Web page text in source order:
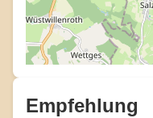
Empfehlung